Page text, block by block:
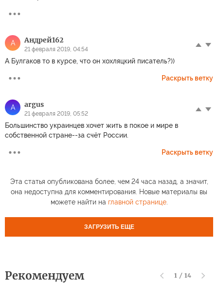
А Андрей162
21 февраля 2019, 04:54
А Булгаков то в курсе, что он хохляцкий писатель?))
Раскрыть ветку
A argus
21 февраля 2019, 05:52
Большинство украинцев хочет жить в покое и мире в
собственной стране--за счёт России.
Раскрыть ветку
Эта статья опубликована более, чем 24 часа назад, а значит,
она недоступна для комментирования. Новые материалы вы
можете найти на главной странице.
ЗАГРУЗИТЬ ЕЩЕ
Рекомендуем 1 / 14